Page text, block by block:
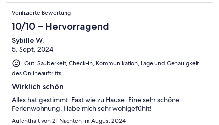
Verifizierte Bewertung
10/10 – Hervorragend
Sybille W.
5. Sept. 2024
Gut: Sauberkeit, Check-in, Kommunikation, Lage und Genauigkeit
des Onlineauftritts
Wirklich schön
Alles hat gestimmt. Fast wie zu Hause. Eine sehr schöne
Ferienwohnung. Habe mich sehr wohlgefühlt!
Aufenthalt von 21 Nächten im August 2024